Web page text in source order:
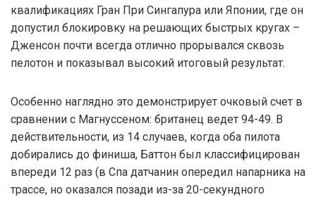
квалификациях Гран При Сингапура или Японии, где он
допустил блокировку на решающих быстрых кругах –
Дженсон почти всегда отлично прорывался сквозь
пелотон и показывал высокий итоговый результат.
Особенно наглядно это демонстрирует очковый счет в
сравнении с Магнуссеном: британец ведет 94-49. В
действительности, из 14 случаев, когда оба пилота
добирались до финиша, Баттон был классифицирован
впереди 12 раз (в Спа датчанин опередил напарника на
трассе, но оказался позади из-за 20-секундного